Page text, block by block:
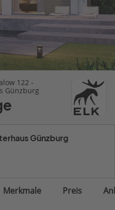
122 -
Günzburg
Günzburg
Merkmale Preis